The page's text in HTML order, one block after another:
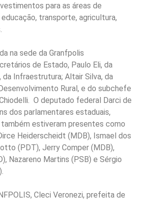
para as áreas de
transporte, agricultura,
na sede da Granfpolis
de Estado, Paulo Eli, da
da Infraestrutura; Altair Silva, da
Rural, e do subchefe
O deputado federal Darci de
dos parlamentares estaduais,
estiveram presentes como
Heiderscheidt (MDB), Ismael dos
(PDT), Jerry Comper (MDB),
Nazareno Martins (PSB) e Sérgio
Cleci Veronezi, prefeita de